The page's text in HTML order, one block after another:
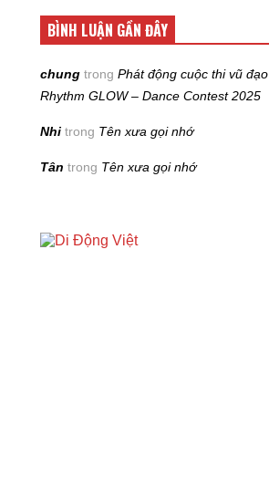
BÌNH LUẬN GẦN ĐÂY
chung trongPhát động cuộc thi vũ đạo
Rhythm GLOW – Dance Contest 2025
Nhi trong Tên xưa gọi nhớ
Tân trong Tên xưa gọi nhớ